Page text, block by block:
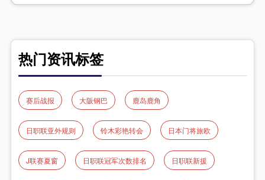
热门资讯标签
赛后战报 大阪钢巴 鹿岛鹿角
日职联亚外规则 铃木彩艳转会 日本门将旅欧
J联赛夏窗 日职联冠军次数排名 日职联新援